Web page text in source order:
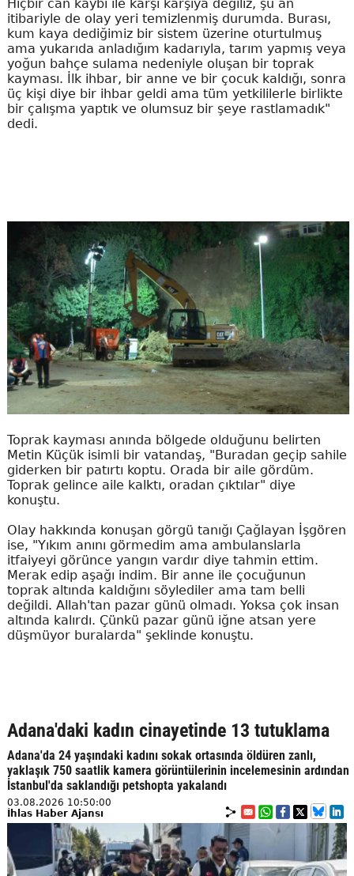
Hiçbir can kaybı ile karşı karşıya değiliz, şu an
itibariyle de olay yeri temizlenmiş durumda. Burası,
kum kaya dediğimiz bir sistem üzerine oturtulmuş
ama yukarıda anladığım kadarıyla, tarım yapmış veya
yoğun bahçe sulama nedeniyle oluşan bir toprak
kayması. İlk ihbar, bir anne ve bir çocuk kaldığı, sonra
üç kişi diye bir ihbar geldi ama tüm yetkililerle birlikte
bir çalışma yaptık ve olumsuz bir şeye rastlamadık"
dedi.
Toprak kayması anında bölgede olduğunu belirten
Metin Küçük isimli bir vatandaş, "Buradan geçip sahile
giderken bir patırtı koptu. Orada bir aile gördüm.
Toprak gelince aile kalktı, oradan çıktılar" diye
konuştu.
Olay hakkında konuşan görgü tanığı Çağlayan İşgören
ise, "Yıkım anını görmedim ama ambulanslarla
itfaiyeyi görünce yangın vardır diye tahmin ettim.
Merak edip aşağı indim. Bir anne ile çocuğunun
toprak altında kaldığını söylediler ama tam belli
değildi. Allah'tan pazar günü olmadı. Yoksa çok insan
altında kalırdı. Çünkü pazar günü iğne atsan yere
düşmüyor buralarda" şeklinde konuştu.
Adana'daki kadın cinayetinde 13 tutuklama
Adana'da 24 yaşındaki kadını sokak ortasında öldüren zanlı,
yaklaşık 750 saatlik kamera görüntülerinin incelemesinin ardından
İstanbul'da saklandığı petshopta yakalandı
03.08.2026 10:50:00
İhlas Haber Ajansı